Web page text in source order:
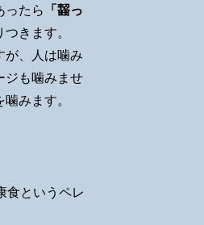
ったら
「齧っ
きます。
が、人は噛み
ジも噛みませ
みます。
食というペレ